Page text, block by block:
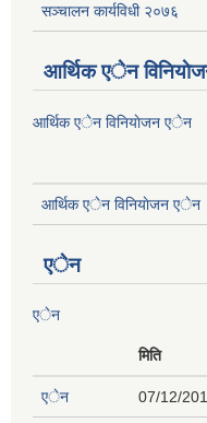
सञ्चालन कार्यविधी २०७६
आर्थिक एेन
आर्थिक एेन विनियाेजन एेन
आर्थिक एेन विनियाेजन एेन
एेन
एेन
मिति
एेन 07/12/